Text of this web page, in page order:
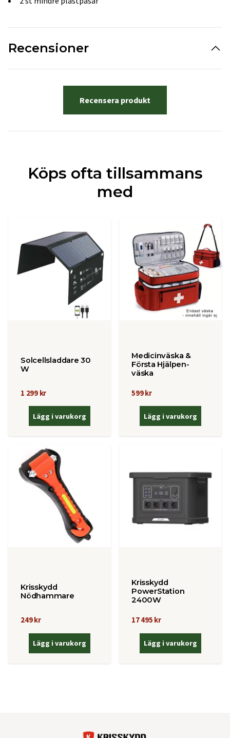
Recensioner
Recensera produkt
Köps ofta tillsammans
med
Solcellsladdare 30
W
1 299 kr
Lägg i varukorg
Medicinväska &
Första Hjälpen-
väska
599 kr
Lägg i varukorg
Krisskydd
Nödhammare
249 kr
Lägg i varukorg
Krisskydd
PowerStation
2400W
17 495 kr
Lägg i varukorg